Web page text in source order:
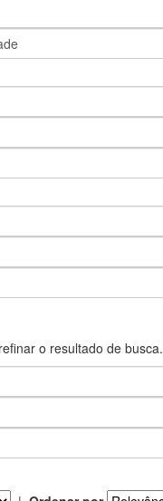
o resultado de busca.